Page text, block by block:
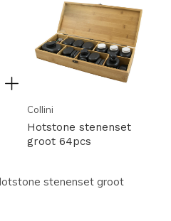
Collini
Hotstone stenenset
groot 64pcs
stenenset groot